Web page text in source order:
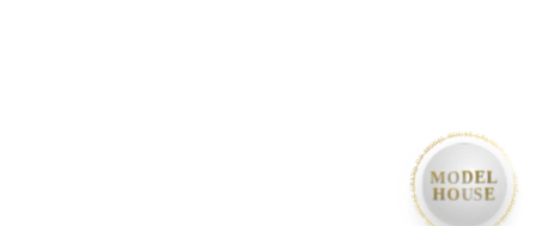
• MODEL HOUSE GRAND OPEN • MODEL HOUSE GRAND OPEN •
MODEL
HOUSE